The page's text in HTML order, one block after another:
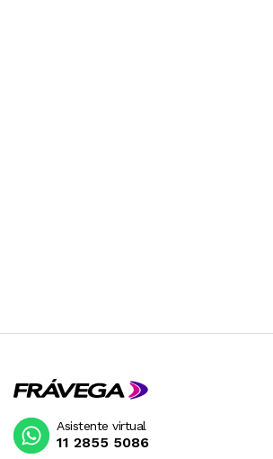
Asistente virtual
11 2855 5086